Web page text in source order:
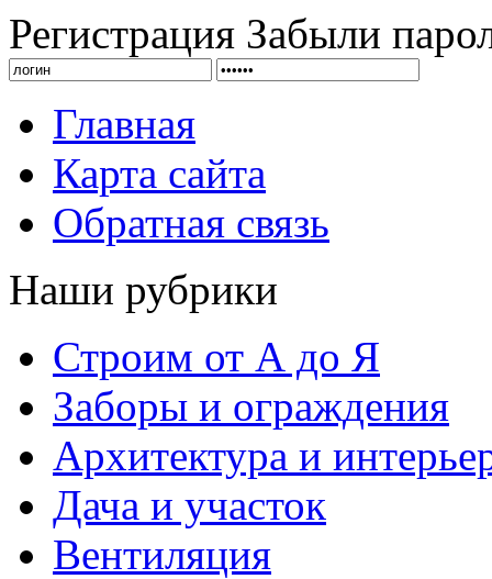
Регистрация Забыли
Главная
Карта сайта
Обратная связь
Наши рубрики
Строим от А до Я
Заборы и ограждения
Архитектура и
Дача и участок
Вентиляция